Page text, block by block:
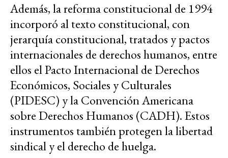
Además, la reforma constitucional de 1994
incorporó al texto constitucional, con
jerarquía constitucional, tratados y pactos
internacionales de derechos humanos, entre
ellos el Pacto Internacional de Derechos
Económicos, Sociales y Culturales
(PIDESC) y la Convención Americana
sobre Derechos Humanos (CADH). Estos
instrumentos también protegen la libertad
sindical y el derecho de huelga.